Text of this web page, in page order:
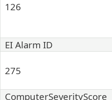
126
EI Alarm ID
275
ComputerSeverityScore